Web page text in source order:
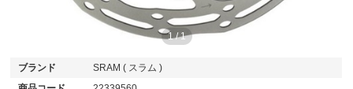
1/1
ブランド
SRAM ( スラム )